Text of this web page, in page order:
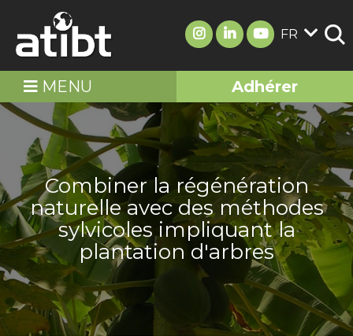
FR
MENU Adhérer
Combiner la régénération
naturelle avec des méthodes
sylvicoles impliquant la
plantation d'arbres